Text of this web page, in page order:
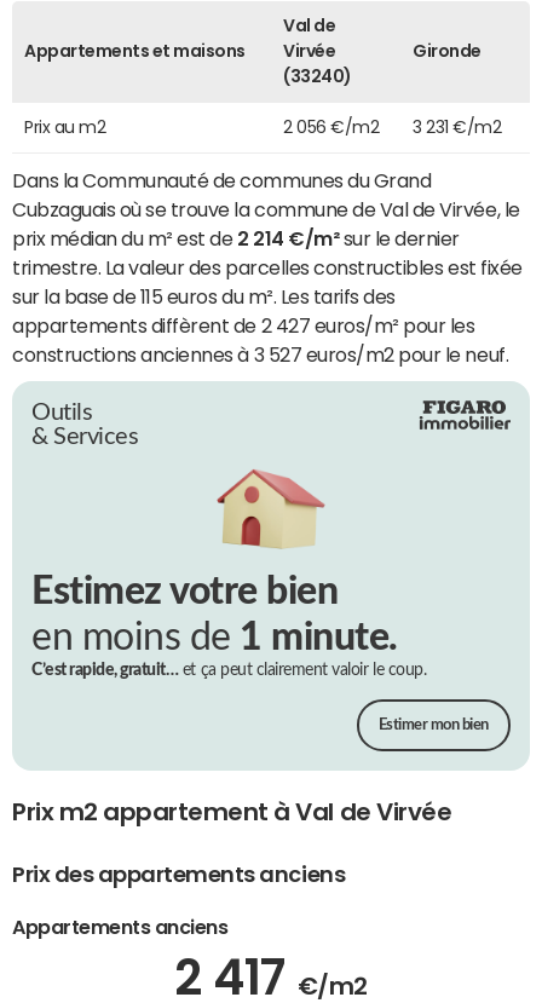
Appartements et maisons
Val de
Virvée
(33240)
Gironde
Prix au m2 2 056 €/m2 3 231 €/m2
Dans la Communauté de communes du Grand
Cubzaguais où se trouve la commune de Val de Virvée, le
prix médian du m² est de 2 214 €/m²sur le dernier
trimestre. La valeur des parcelles constructibles est fixée
sur la base de 115 euros du m². Les tarifs des
appartements diffèrent de 2 427 euros/m² pour les
constructions anciennes à 3 527 euros/m2 pour le neuf.
Outils
& Services
Estimez votre bien
en moins de 1 minute.
C’est rapide, gratuit…et ça peut clairement valoir le coup.
Estimer mon bien
Prix m2 appartement à Val de Virvée
Prix des appartements anciens
Appartements anciens
2 417 €/m2